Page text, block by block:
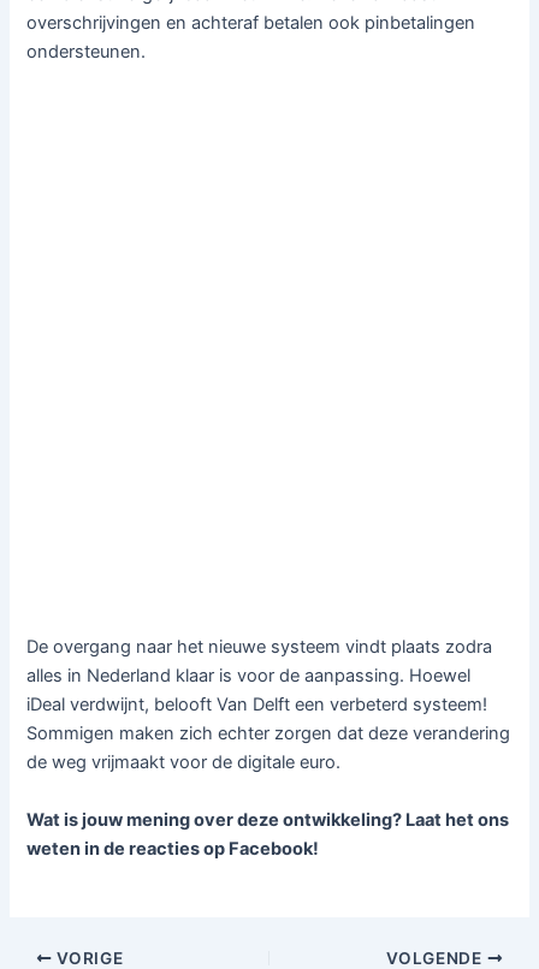
overschrijvingen en achteraf betalen ook pinbetalingen
ondersteunen.
De overgang naar het nieuwe systeem vindt plaats zodra
alles in Nederland klaar is voor de aanpassing. Hoewel
iDeal verdwijnt, belooft Van Delft een verbeterd systeem!
Sommigen maken zich echter zorgen dat deze verandering
de weg vrijmaakt voor de digitale euro.
Wat is jouw mening over deze ontwikkeling? Laat het ons
weten in de reacties op Facebook!
VORIGE VOLGENDE